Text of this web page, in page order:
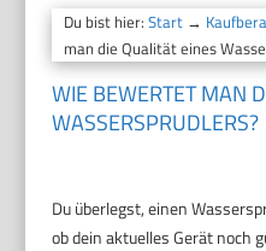
Du bist hier:Start →
man die Qualität eines
WIE BEWERTET MAN
WASSERSPRUDLERS?
Du überlegst, einen
ob dein aktuelles Gerät noch